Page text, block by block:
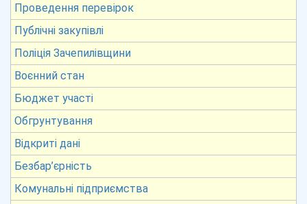
Проведення перевірок
Публічні закупівлі
Поліція Зачепилівщини
Воєнний стан
Бюджет участі
Обгрунтування
Відкриті дані
Безбар’єрність
Комунальні підприємства